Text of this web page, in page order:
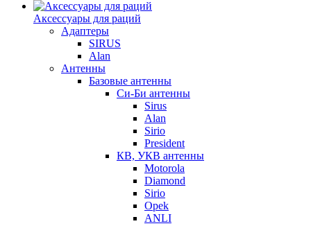
Аксессуары для раций
Адаптеры
SIRUS
Alan
Антенны
Базовые антенны
Си-Би антенны
Sirus
Alan
Sirio
President
КВ, УКВ антенны
Motorola
Diamond
Sirio
Opek
ANLI